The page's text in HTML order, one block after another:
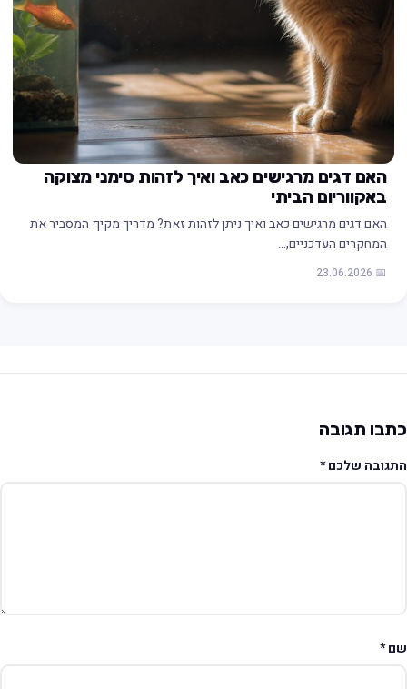
האם דגים מרגישים כאב ואיך לזהות סימני מצוקה
באקווריום הביתי
האם דגים מרגישים כאב ואיך ניתן לזהות זאת? מדריך מקיף המסביר את
המחקרים העדכניים,…
📅 23.06.2026
תגובה
שלכם*
*